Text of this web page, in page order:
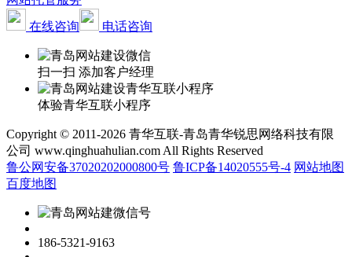
在线咨询
电话咨询
扫一扫 添加客户经理
体验青华互联小程序
Copyright © 2011-2026 青华互联-青岛青华锐思网络科技有限
公司 www.qinghuahulian.com All Rights Reserved
鲁公网安备37020202000800号 鲁ICP备14020555号-4 网站地图
百度地图
186-5321-9163